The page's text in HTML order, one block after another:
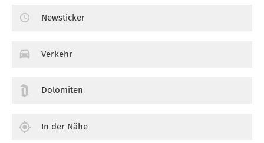
Newsticker
Verkehr
Dolomiten
In der Nähe